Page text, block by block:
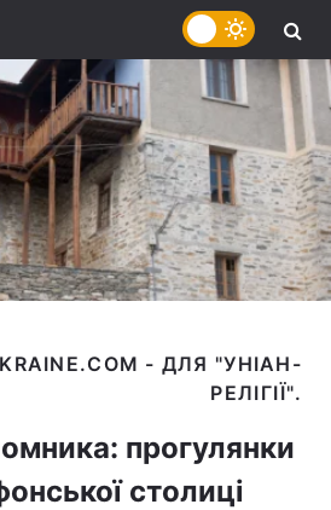
- ДЛЯ "УНІАН-
прогулянки
столиці